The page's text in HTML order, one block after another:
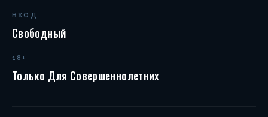
ВХОД
Свободный
18+
Только Для Совершеннолетних